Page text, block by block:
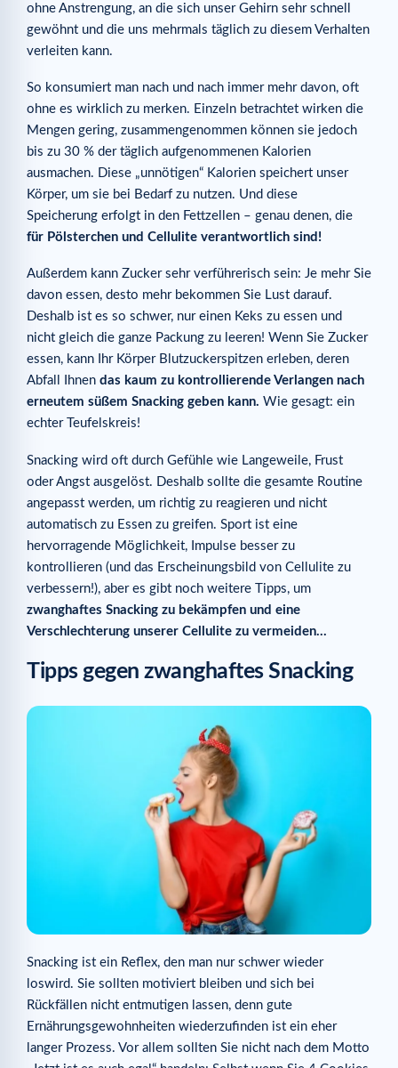
ohne Anstrengung, an die sich unser Gehirn sehr schnell
gewöhnt und die uns mehrmals täglich zu diesem Verhalten
verleiten kann.
So konsumiert man nach und nach immer mehr davon, oft
ohne es wirklich zu merken. Einzeln betrachtet wirken die
Mengen gering, zusammengenommen können sie jedoch
bis zu 30 % der täglich aufgenommenen Kalorien
ausmachen. Diese „unnötigen“ Kalorien speichert unser
Körper, um sie bei Bedarf zu nutzen. Und diese
Speicherung erfolgt in den Fettzellen – genau denen, die
für Pölsterchen und Cellulite verantwortlich sind!
Außerdem kann Zucker sehr verführerisch sein: Je mehr Sie
davon essen, desto mehr bekommen Sie Lust darauf.
Deshalb ist es so schwer, nur einen Keks zu essen und
nicht gleich die ganze Packung zu leeren! Wenn Sie Zucker
essen, kann Ihr Körper Blutzuckerspitzen erleben, deren
Abfall Ihnen das kaum zu kontrollierende Verlangen nach
erneutem süßem Snacking geben kann. Wie gesagt: ein
echter Teufelskreis!
Snacking wird oft durch Gefühle wie Langeweile, Frust
oder Angst ausgelöst. Deshalb sollte die gesamte Routine
angepasst werden, um richtig zu reagieren und nicht
automatisch zu Essen zu greifen. Sport ist eine
hervorragende Möglichkeit, Impulse besser zu
kontrollieren (und das Erscheinungsbild von Cellulite zu
verbessern!), aber es gibt noch weitere Tipps, um
zwanghaftes Snacking zu bekämpfen und eine
Verschlechterung unserer Cellulite zu vermeiden…
Tipps gegen zwanghaftes Snacking
Snacking ist ein Reflex, den man nur schwer wieder
loswird. Sie sollten motiviert bleiben und sich bei
Rückfällen nicht entmutigen lassen, denn gute
Ernährungsgewohnheiten wiederzufinden ist ein eher
langer Prozess. Vor allem sollten Sie nicht nach dem Motto